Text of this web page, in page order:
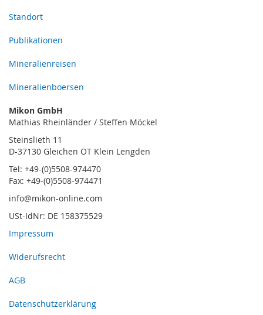
Standort
Publikationen
Mineralienreisen
Mineralienboersen
Mikon GmbH
Mathias Rheinländer / Steffen Möckel
Steinslieth 11
D-37130 Gleichen OT Klein Lengden
Tel: +49-(0)5508-974470
Fax: +49-(0)5508-974471
info@mikon-online.com
USt-IdNr: DE 158375529
Impressum
Widerufsrecht
AGB
Datenschutzerklärung